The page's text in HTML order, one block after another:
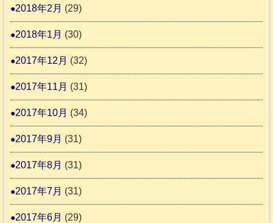
2018年2月 (29)
2018年1月 (30)
2017年12月 (32)
2017年11月 (31)
2017年10月 (34)
2017年9月 (31)
2017年8月 (31)
2017年7月 (31)
2017年6月 (29)